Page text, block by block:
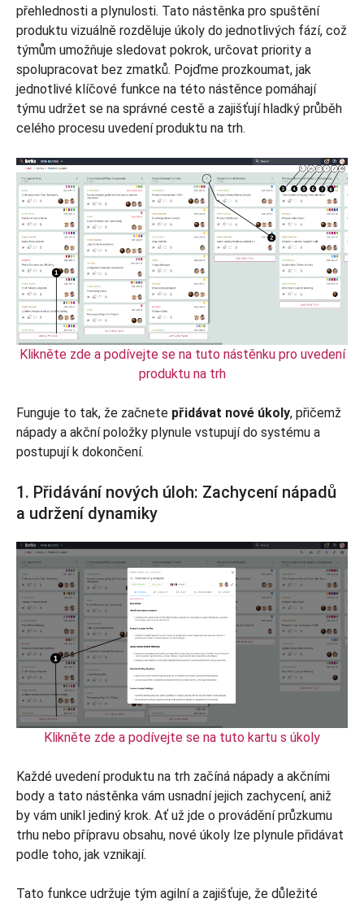
přehlednosti a plynulosti. Tato nástěnka pro spuštění
produktu vizuálně rozděluje úkoly do jednotlivých fází, což
týmům umožňuje sledovat pokrok, určovat priority a
spolupracovat bez zmatků. Pojďme prozkoumat, jak
jednotlivé klíčové funkce na této nástěnce pomáhají
týmu udržet se na správné cestě a zajišťují hladký průběh
celého procesu uvedení produktu na trh.
Klikněte zde a podívejte se na tuto nástěnku pro uvedení
produktu na trh
Funguje to tak, že začnete přidávat nové úkoly, přičemž
nápady a akční položky plynule vstupují do systému a
postupují k dokončení.
1. Přidávání nových úloh: Zachycení nápadů
a udržení dynamiky
Klikněte zde a podívejte se na tuto kartu s úkoly
Každé uvedení produktu na trh začíná nápady a akčními
body a tato nástěnka vám usnadní jejich zachycení, aniž
by vám unikl jediný krok. Ať už jde o provádění průzkumu
trhu nebo přípravu obsahu, nové úkoly lze plynule přidávat
podle toho, jak vznikají.
Tato funkce udržuje tým agilní a zajišťuje, že důležité